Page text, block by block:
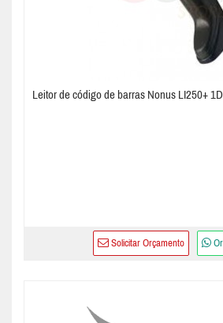
Leitor de código de barras Nonus LI250+
Solicitar Orçamento